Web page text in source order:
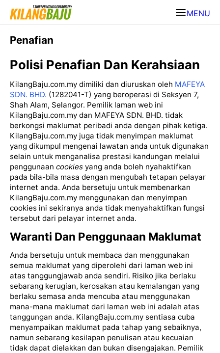
MENU
Penafian
Polisi Penafian Dan Kerahsiaan
KilangBaju.com.my dimiliki dan diuruskan oleh MAFEYA
SDN. BHD. (1282041-T) yang beroperasi di Seksyen 7,
Shah Alam, Selangor. Pemilik laman web ini
KilangBaju.com.my dan MAFEYA SDN. BHD. tidak
berkongsi maklumat peribadi anda dengan pihak ketiga.
KilangBaju.com.my juga tidak menyimpan maklumat
yang dikumpul mengenai lawatan anda untuk digunakan
selain untuk menganalisa prestasi kandungan melalui
penggunaan cookies yang anda boleh nyahaktifkan
pada bila-bila masa dengan mengubah tetapan pelayar
internet anda. Anda bersetuju untuk membenarkan
KilangBaju.com.my menggunakan dan menyimpan
cookies ini sekiranya anda tidak menyahaktifkan fungsi
tersebut dari pelayar internet anda.
Waranti Dan Penggunaan Maklumat
Anda bersetuju untuk membaca dan menggunakan
semua maklumat yang diperolehi dari laman web ini
atas tanggungjawab anda sendiri. Risiko jika berlaku
sebarang kerugian, kerosakan atau kemalangan yang
berlaku semasa anda mencuba atau menggunakan
mana-mana maklumat dari laman web ini adalah atas
tanggungan anda. KilangBaju.com.my sentiasa cuba
menyampaikan maklumat pada tahap yang sebaiknya,
namun sebarang kesilapan penulisan atau kecuaian
tidak dapat dielakkan dan bukan disengajakan. Pemilik